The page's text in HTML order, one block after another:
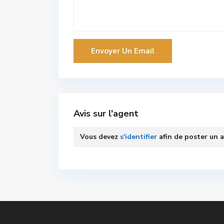
Avis sur l'agent
Vous devez s'identifier afin de poster un